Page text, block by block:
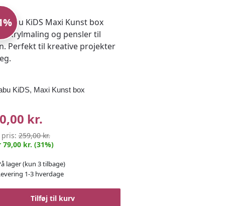
KiDS, Maxi Kunst box
kr.
pris:259,00 kr.
79,00 kr. (31%)
lager(kun 3 tilbage)
1-3 hverdage
Tilføj til kurv